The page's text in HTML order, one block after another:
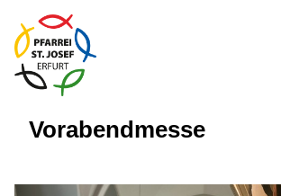
Vorabendmesse